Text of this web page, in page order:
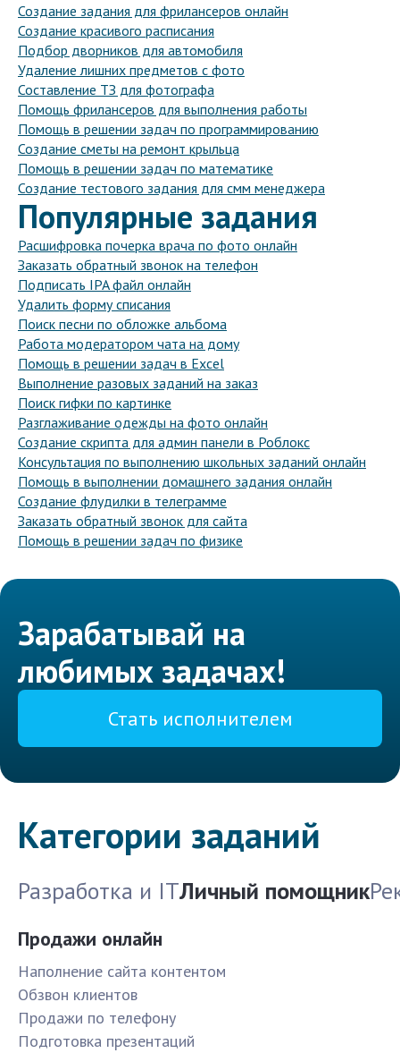
Создание задания для фрилансеров онлайн
Создание красивого расписания
Подбор дворников для автомобиля
Удаление лишних предметов с фото
Составление ТЗ для фотографа
Помощь фрилансеров для выполнения работы
Помощь в решении задач по программированию
Создание сметы на ремонт крыльца
Помощь в решении задач по математике
Создание тестового задания для смм менеджера
Популярные задания
Расшифровка почерка врача по фото онлайн
Заказать обратный звонок на телефон
Подписать IPA файл онлайн
Удалить форму списания
Поиск песни по обложке альбома
Работа модератором чата на дому
Помощь в решении задач в Excel
Выполнение разовых заданий на заказ
Поиск гифки по картинке
Разглаживание одежды на фото онлайн
Создание скрипта для админ панели в Роблокс
Консультация по выполнению школьных заданий онлайн
Помощь в выполнении домашнего задания онлайн
Создание флудилки в телеграмме
Заказать обратный звонок для сайта
Помощь в решении задач по физике
Зарабатывай на
любимых задачах!
Стать исполнителем
Категории заданий
Разработка и ITЛичный помощник
Продажи онлайн
Наполнение сайта контентом
Обзвон клиентов
Продажи по телефону
Подготовка презентаций